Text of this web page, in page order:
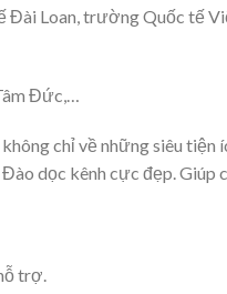
Loan, trường Quốc tế
Đức,…
chỉ về những siêu
dọc kênh cực đẹp. Giúp
trợ.